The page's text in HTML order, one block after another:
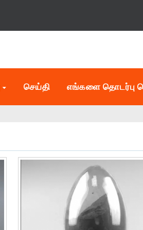
செய்தி எங்களை தொடர்பு